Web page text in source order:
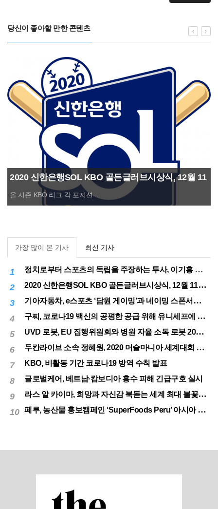
당신이 좋아할 만한 콘텐츠
2020 신한은행SOL KBO 골든글러브시상식, 12월 11
일(금) 시행
올 시즌 KBO 리그 각 포지션...
가장 많이 본 기사 최신 기사
1 정치로부터 스포츠의 독립을 주장하는 투사, 이기흥 대한체육회장 연임 성공
2 2020 신한은행SOL KBO 골든글러브시상식, 12월 11일(금) 시행
3 기아자동차, e스포츠 ‘담원 게이밍’과 네이밍 스폰서십 체결
4 구찌, 코로나19 백신의 공평한 공급 위해 유니세프에 50만달러 기부
5 UVD 로봇, EU 집행위원회와 병원 자율 소독 로봇 200대 공급 계약
6 두칸라이브 소속 정혜원, 2020 머슬마니아 세계대회 우승
7 KBO, 비활동 기간 코로나19 방역 수칙 발표
8 글로벌케어, 베트남·캄보디아 홍수 피해 긴급구호 실시
9 라스 알 카이마, 희망과 자신감 북돋는 세계 최대 불꽃놀이
10 페루, 농산물 홍보캠페인 ‘SuperFoods Peru’ 아시아 진출개척